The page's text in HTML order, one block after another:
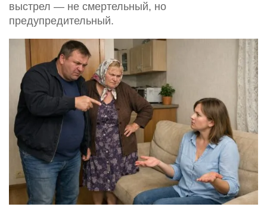
выстрел — не смертельный, но
предупредительный.